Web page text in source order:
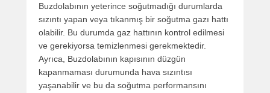
Buzdolabının yeterince soğutmadığı durumlarda
sızıntı yapan veya tıkanmış bir soğutma gazı hattı
olabilir. Bu durumda gaz hattının kontrol edilmesi
ve gerekiyorsa temizlenmesi gerekmektedir.
Ayrıca, Buzdolabının kapısının düzgün
kapanmaması durumunda hava sızıntısı
yaşanabilir ve bu da soğutma performansını